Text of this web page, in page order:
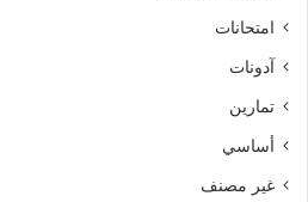
امتحانات
آدونات
تمارين
أساسي
غير مصنف